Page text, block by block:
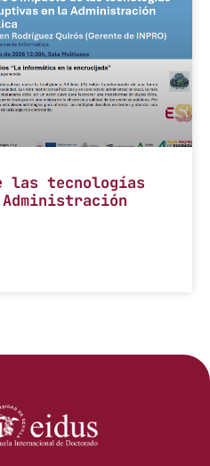
las tecnologías